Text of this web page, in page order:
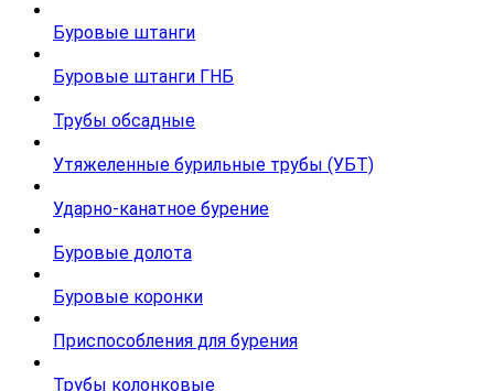
Буровые штанги
Буровые штанги ГНБ
Трубы обсадные
Утяжеленные бурильные трубы (УБТ)
Ударно-канатное бурение
Буровые долота
Буровые коронки
Приспособления для бурения
Трубы колонковые